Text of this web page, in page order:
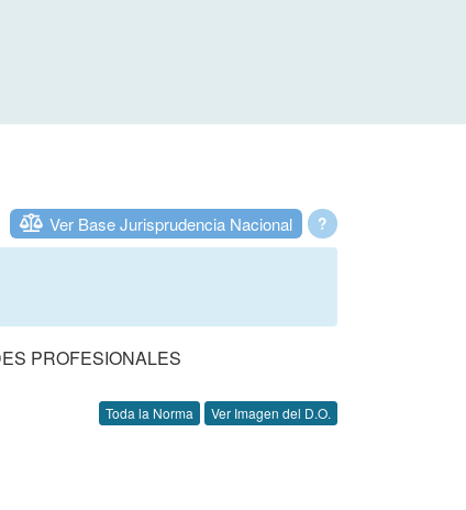
?
Ver Base Jurisprudencia Nacional
PROFESIONALES
Toda la Norma Ver Imagen del D.O.